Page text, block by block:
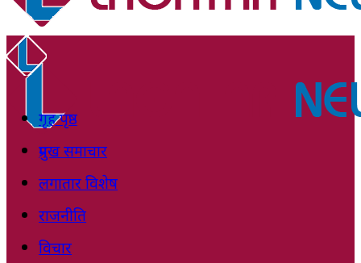
गृह पृष्ठ
प्रमुख समाचार
लगातार विशेष
राजनीति
विचार